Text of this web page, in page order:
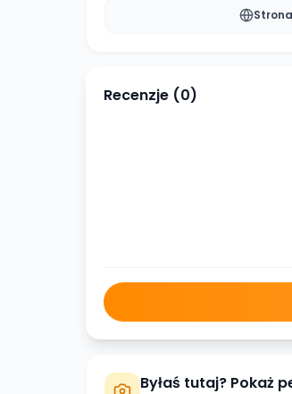
Strona
Recenzje (0)
Byłaś tutaj? Pokaż